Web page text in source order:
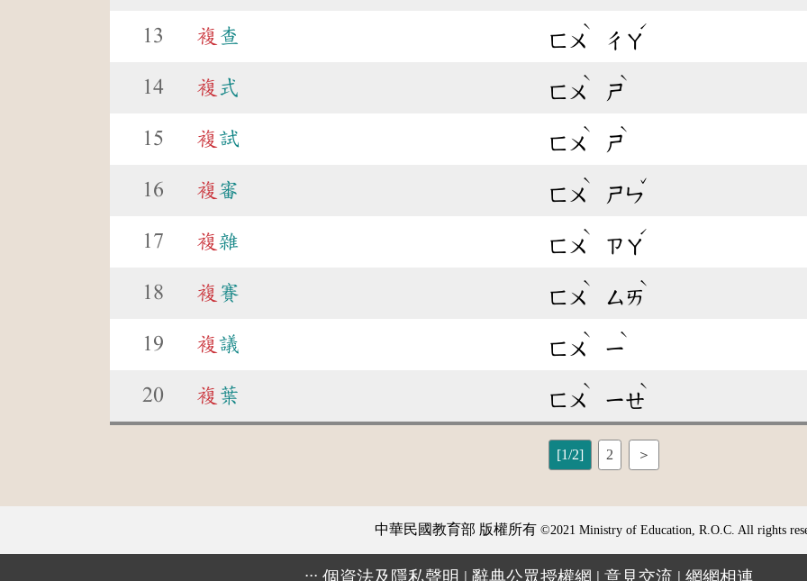
13 複 查 ㄈㄨ
ˋ
ㄔㄚ
ˊ
14 複 式 ㄈㄨ
ˋ
ㄕ
ˋ
15 複 試 ㄈㄨ
ˋ
ㄕ
ˋ
16 複 審 ㄈㄨ
ˋ
ㄕㄣ
ˇ
17 複 雜 ㄈㄨ
ˋ
ㄗㄚ
ˊ
18 複 賽 ㄈㄨ
ˋ
ㄙㄞ
ˋ
19 複 議 ㄈㄨ
ˋ
ㄧ
ˋ
20 複 葉 ㄈㄨ
ˋ
ㄧㄝ
ˋ
[1/2] 2 ＞
中華民國教育部 版權所有 ©2021 Ministry of Education, R.O.C. All rights
::: 個資法及隱私聲明 | 辭典公眾授權網 | 意見交流 | 網網相連